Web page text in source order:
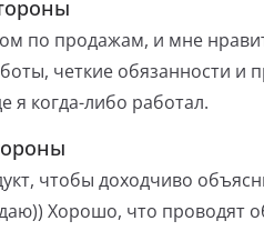
по продажам, и мне
четкие обязанности и
я когда-либо работал.
чтобы доходчиво
Хорошо, что проводят